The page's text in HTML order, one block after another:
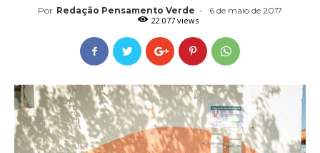
Por Redação Pensamento Verde -
6 de maio de 2017
22.077 views